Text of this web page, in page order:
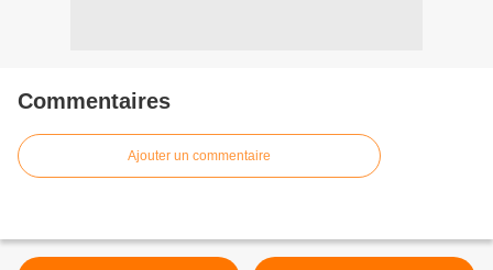
Commentaires
Ajouter un commentaire